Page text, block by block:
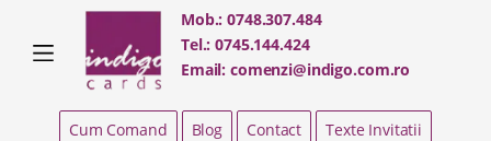
navigation
content
Mob.:0748.307.484
Tel.:0745.144.424
Email:comenzi@indigo.com.ro
Cum Comand Blog Contact Texte Invitatii